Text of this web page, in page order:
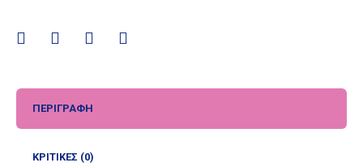
ΠΕΡΙΓΡΑΦΉ
ΚΡΙΤΙΚΈΣ (0)